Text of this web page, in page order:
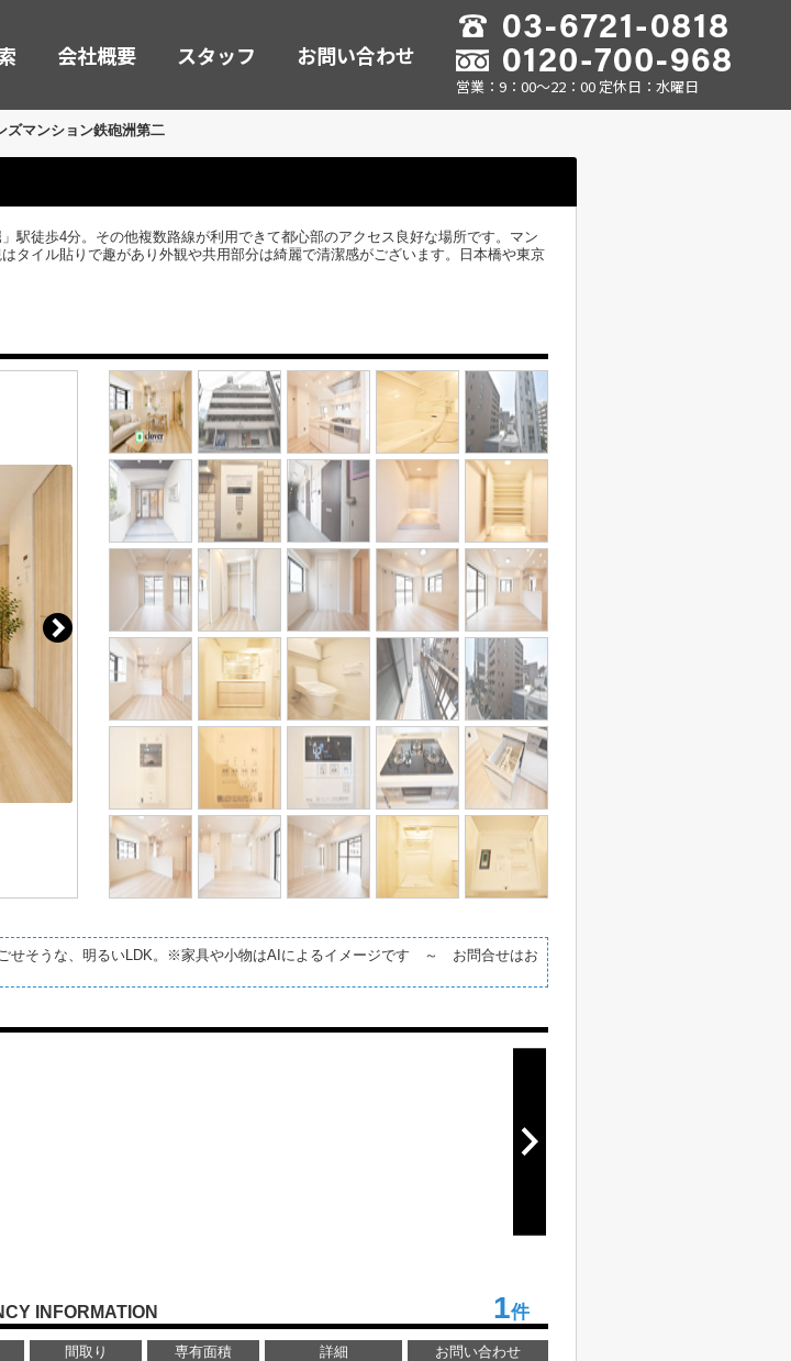
会社概要 スタッフ お問い合わせ
営業：9：00～22：00 定休日：水曜日
ズマンション鉄砲洲第二
駅徒歩4分。その他複数路線が利用できて都心部のアクセス良好な場所です。マン
タイル貼りで趣があり外観や共用部分は綺麗で清潔感がございます。日本橋や東京
ごせそうな、明るいLDK。※家具や小物はAIによるイメージです ～ お問合せはお
INFORMATION 1件
間取り 専有面積 詳細
お問い合わせ